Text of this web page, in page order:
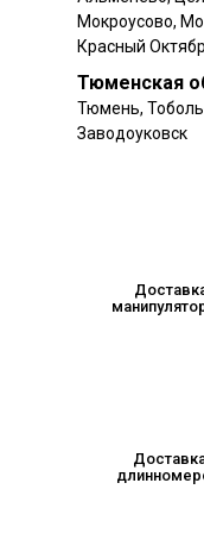
Тюменская
Мокроусово,
Красный
Тюмень,
Заводоуковск